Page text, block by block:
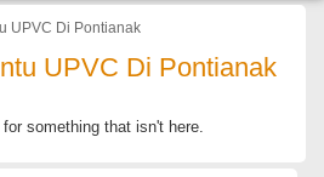
UPVC Di Pontianak
UPVC Di Pontianak
something that isn't here.